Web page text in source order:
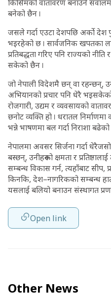
किसिमको वातावरण बनाउने
बनेको छैन ।
जसले गर्दा एउटा देशपछि अर्को देश
भइरहेको छ । सार्वजनिक खपतका
प्रतिबद्धता गरिए पनि राज्यको
सकेको छैन ।
जो नेपाली विदेशमै छन् वा रहन्छन्,
अभियानको प्रचार पनि धेरै
रोजगारी, उद्यम र व्यवसायको
छनोट व्यक्ति हो । धरातल
भन्ने भाषणमा बल गर्दा निराशा बढेको
नेपालमा अवसर सिर्जना गर्दा
बस्छन्, उनीहरूको क्षमता र
सम्बन्ध विकास गर्न, त्यहाँबाट सीप,
किनकि, देश–नागरिकको सम्बन्ध
यसलाई बलियो बनाउन संस्थागत
Open link
Other News